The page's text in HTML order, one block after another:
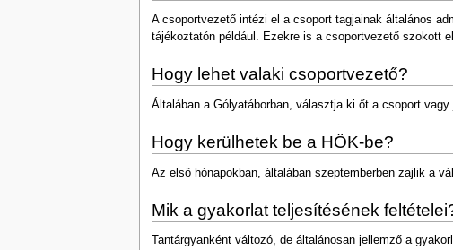
A csoportvezető intézi el a csoport tagjainak általános
tájékoztatón például. Ezekre is a csoportvezető szokott
Hogy lehet valaki csoportvezető?
Általában a Gólyatáborban, választja ki őt a csoport
Hogy kerülhetek be a HÖK-be?
Az első hónapokban, általában szeptemberben zajlik a
Mik a gyakorlat teljesítésének
Tantárgyanként változó, de általánosan jellemző a